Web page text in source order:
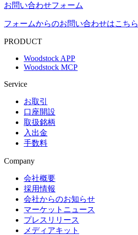
お問い合わせフォーム
フォームからのお問い合わせはこちら
PRODUCT
Woodstock APP
Woodstock MCP
Service
お取引
口座開設
取扱銘柄
入出金
手数料
Company
会社概要
採用情報
会社からのお知らせ
マーケットニュース
プレスリリース
メディアキット